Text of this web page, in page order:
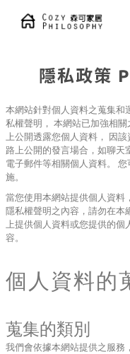
隱私政策
本網站針對個人資料之蒐集和
私權聲明， 本網站已加強相
上公開透露您個人資料， 因
路上公開的發言場合，如聊
電子郵件等相關個人資料。
施。
當您使用本網站提供個人資料
隱私權聲明之內容，請勿在本
上提供個人資料或您提供的個
容。
個人資料的
蒐集的類別
我們會依據本網站提供之服務